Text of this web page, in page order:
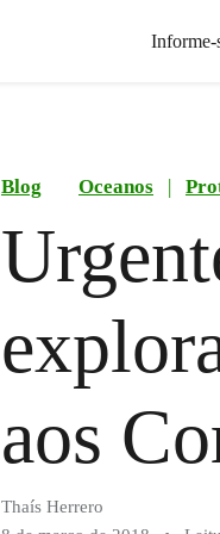
Informe-
Blog Oceanos |
aos
Thaís Herrero